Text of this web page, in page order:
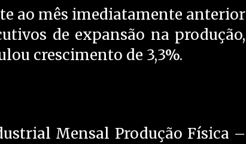
ao mês imediatamente anterior
de expansão na produção,
crescimento de 3,3%.
Mensal Produção Física –